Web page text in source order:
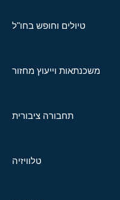
טיולים וחופש בחו"ל
משכנתאות וייעוץ מחזור
תחבורה ציבורית
טלוויזיה